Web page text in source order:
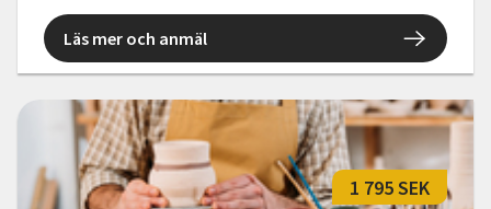
Läs mer och anmäl
1 795 SEK